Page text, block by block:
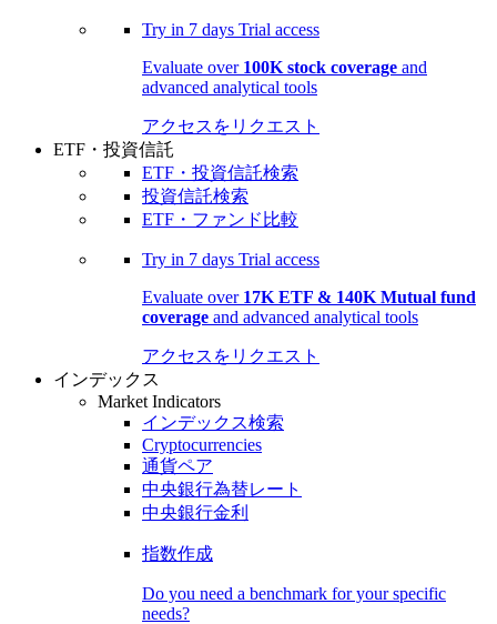
Try in 7 days Trial access
Evaluate over 100K stock coverage and
advanced analytical tools
アクセスをリクエスト
ETF・投資信託
ETF・投資信託検索
投資信託検索
ETF・ファンド比較
Try in 7 days Trial access
Evaluate over 17K ETF & 140K Mutual fund
coverage and advanced analytical tools
アクセスをリクエスト
インデックス
Market Indicators
インデックス検索
Cryptocurrencies
通貨ペア
中央銀行為替レート
中央銀行金利
指数作成
Do you need a benchmark for your specific
needs?